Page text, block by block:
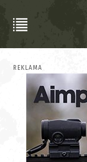
REKLAMA